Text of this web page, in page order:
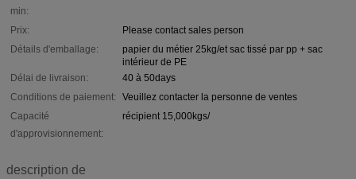
min:
Prix:
Please contact sales person
Détails d'emballage:
papier du métier 25kg/et sac tissé par pp + sac
intérieur de PE
Délai de livraison:
40 à 50days
Conditions de paiement:
Veuillez contacter la personne de ventes
Capacité
d'approvisionnement:
récipient 15,000kgs/
description de